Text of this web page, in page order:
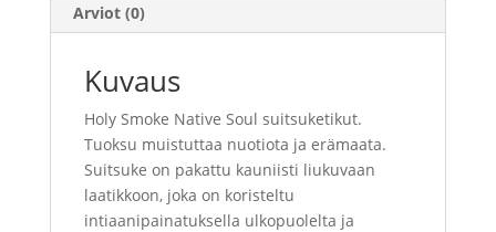
Arviot (0)
Kuvaus
Holy Smoke Native Soul suitsuketikut.
Tuoksu muistuttaa nuotiota ja erämaata.
Suitsuke on pakattu kauniisti liukuvaan
laatikkoon, joka on koristeltu
intiaanipainatuksella ulkopuolelta ja